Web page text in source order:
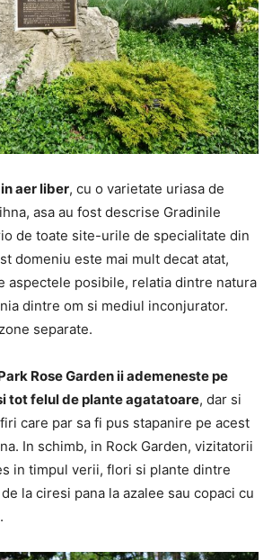
aer liber, cu o varietate uriasa de
asa au fost descrise Gradinile
de toate site-urile de specialitate din
domeniu este mai mult decat atat,
aspectele posibile, relatia dintre natura
dintre om si mediul inconjurator.
separate.
Rose Garden ii ademeneste pe
tot felul de plante agatatoare, dar si
care par sa fi pus stapanire pe acest
In schimb, in Rock Garden, vizitatorii
in timpul verii, flori si plante dintre
la ciresi pana la azalee sau copaci cu